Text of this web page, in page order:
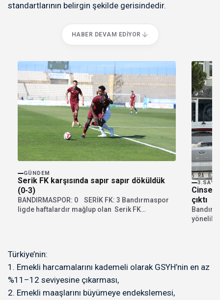
standartlarının belirgin şekilde gerisindedir.
HABER DEVAM EDIYOR
GÜNDEM
Serik FK karşısında sapır sapır döküldük
(0-3)
BANDIRMASPOR: 0 SERİK FK: 3 Bandırmaspor
ligde haftalardır mağlup olan Serik FK
Cinsel
çıktı
yönelik
Türkiye’nin:
1. Emekli harcamalarını kademeli olarak GSYH’nin en az
%11–12 seviyesine çıkarması,
2. Emekli maaşlarını büyümeye endekslemesi,